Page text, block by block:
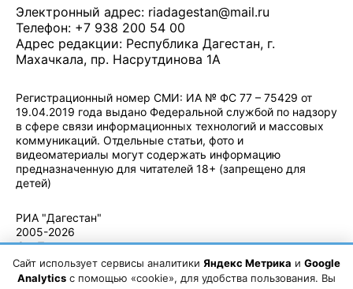
Электронный адрес: riadagestan@mail.ru
Телефон: +7 938 200 54 00
Адрес редакции: Республика Дагестан, г.
Махачкала, пр. Насрутдинова 1А
Регистрационный номер СМИ: ИА № ФС 77 – 75429 от
19.04.2019 года выдано Федеральной службой по надзору
в сфере связи информационных технологий и массовых
коммуникаций. Отдельные статьи, фото и
видеоматериалы могут содержать информацию
предназначенную для читателей 18+ (запрещено для
детей)
РИА "Дагестан"
2005-2026
© - Правила
использования
материалов.
Сайт использует сервисы аналитики Яндекс Метрика и Google
Analytics с помощью «cookie», для удобства пользования. Вы